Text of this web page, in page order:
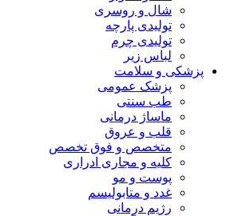
شال و روسری
تولیدی پارچه
تولیدی چرم
لباس زیر
پزشکی و سلامت
پزشک عمومی
طب سنتی
ماساژ درمانی
قلب و عروق
متخصص و فوق تخصص
کلیه و مجاری ادراری
پوست و مو
غدد و متابولیسم
رژیم درمانی